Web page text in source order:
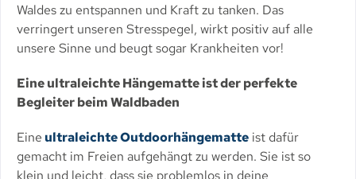
Waldes zu entspannen und Kraft zu tanken. Das
verringert unseren Stresspegel, wirkt positiv auf alle
unsere Sinne und beugt sogar Krankheiten vor!
Eine ultraleichte Hängematte ist der perfekte
Begleiter beim Waldbaden
Eine ultraleichte Outdoorhängematte ist dafür
gemacht im Freien aufgehängt zu werden. Sie ist so
klein und leicht, dass sie problemlos in deine